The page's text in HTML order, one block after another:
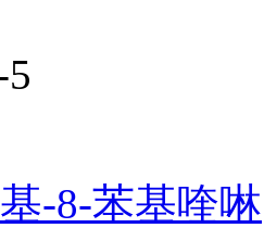
-8-苯基喹啉